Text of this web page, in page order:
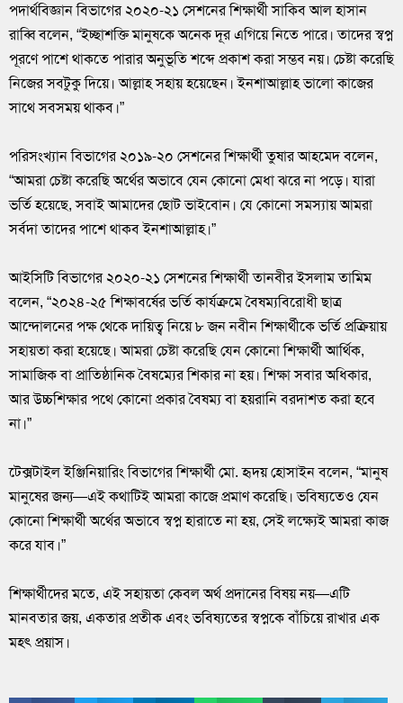
‎পদার্থবিজ্ঞান বিভাগের ২০২০-২১ সেশনের শিক্ষার্থী সাকিব আল হাসান
রাব্বি বলেন, “ইচ্ছাশক্তি মানুষকে অনেক দূর এগিয়ে নিতে পারে। তাদের স্বপ্ন
পূরণে পাশে থাকতে পারার অনুভূতি শব্দে প্রকাশ করা সম্ভব নয়। চেষ্টা করেছি
নিজের সবটুকু দিয়ে। আল্লাহ সহায় হয়েছেন। ইনশাআল্লাহ ভালো কাজের
সাথে সবসময় থাকব।”
‎পরিসংখ্যান বিভাগের ২০১৯-২০ সেশনের শিক্ষার্থী তুষার আহমেদ বলেন,
“আমরা চেষ্টা করেছি অর্থের অভাবে যেন কোনো মেধা ঝরে না পড়ে। যারা
ভর্তি হয়েছে, সবাই আমাদের ছোট ভাইবোন। যে কোনো সমস্যায় আমরা
সর্বদা তাদের পাশে থাকব ইনশাআল্লাহ।”
‎আইসিটি বিভাগের ২০২০-২১ সেশনের শিক্ষার্থী তানবীর ইসলাম তামিম
বলেন, “২০২৪-২৫ শিক্ষাবর্ষের ভর্তি কার্যক্রমে বৈষম্যবিরোধী ছাত্র
আন্দোলনের পক্ষ থেকে দায়িত্ব নিয়ে ৮ জন নবীন শিক্ষার্থীকে ভর্তি প্রক্রিয়ায়
সহায়তা করা হয়েছে। আমরা চেষ্টা করেছি যেন কোনো শিক্ষার্থী আর্থিক,
সামাজিক বা প্রাতিষ্ঠানিক বৈষম্যের শিকার না হয়। শিক্ষা সবার অধিকার,
আর উচ্চশিক্ষার পথে কোনো প্রকার বৈষম্য বা হয়রানি বরদাশত করা হবে
না।”
‎টেক্সটাইল ইঞ্জিনিয়ারিং বিভাগের শিক্ষার্থী মো. হৃদয় হোসাইন বলেন, “মানুষ
মানুষের জন্য—এই কথাটিই আমরা কাজে প্রমাণ করেছি। ভবিষ্যতেও যেন
কোনো শিক্ষার্থী অর্থের অভাবে স্বপ্ন হারাতে না হয়, সেই লক্ষ্যেই আমরা কাজ
করে যাব।”
‎শিক্ষার্থীদের মতে, এই সহায়তা কেবল অর্থ প্রদানের বিষয় নয়—এটি
মানবতার জয়, একতার প্রতীক এবং ভবিষ্যতের স্বপ্নকে বাঁচিয়ে রাখার এক
মহৎ প্রয়াস।